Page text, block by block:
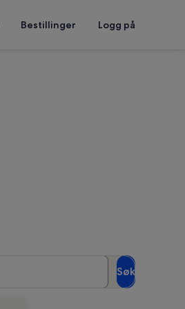
Bestillinger Logg på
Søk